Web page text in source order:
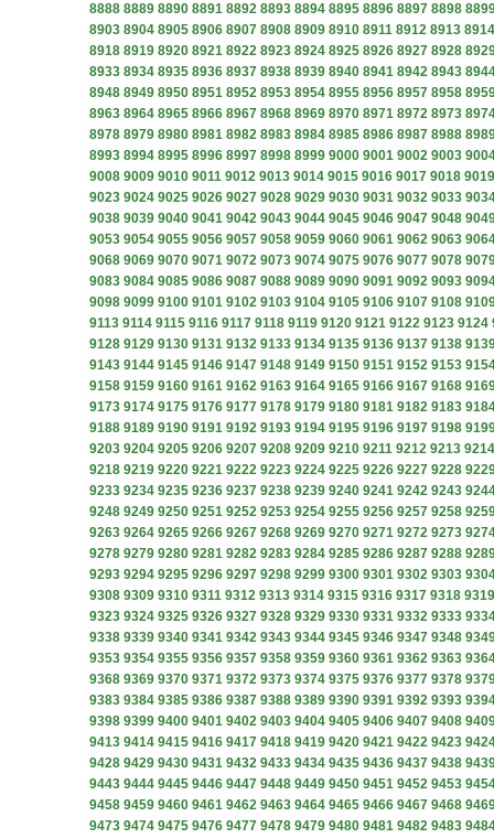
8888 8889 8890 8891 8892 8893 8894 8895 8896 8897 8898
8903 8904 8905 8906 8907 8908 8909 8910 8911 8912 8913 8914
8918 8919 8920 8921 8922 8923 8924 8925 8926 8927 8928
8933 8934 8935 8936 8937 8938 8939 8940 8941 8942 8943
8948 8949 8950 8951 8952 8953 8954 8955 8956 8957 8958
8963 8964 8965 8966 8967 8968 8969 8970 8971 8972 8973
8978 8979 8980 8981 8982 8983 8984 8985 8986 8987 8988
8993 8994 8995 8996 8997 8998 8999 9000 9001 9002 9003
9008 9009 9010 9011 9012 9013 9014 9015 9016 9017 9018 9019
9023 9024 9025 9026 9027 9028 9029 9030 9031 9032 9033
9038 9039 9040 9041 9042 9043 9044 9045 9046 9047 9048
9053 9054 9055 9056 9057 9058 9059 9060 9061 9062 9063
9068 9069 9070 9071 9072 9073 9074 9075 9076 9077 9078
9083 9084 9085 9086 9087 9088 9089 9090 9091 9092 9093
9098 9099 9100 9101 9102 9103 9104 9105 9106 9107 9108
9113 9114 9115 9116 9117 9118 9119 9120 9121 9122 9123 9124
9128 9129 9130 9131 9132 9133 9134 9135 9136 9137 9138
9143 9144 9145 9146 9147 9148 9149 9150 9151 9152 9153
9158 9159 9160 9161 9162 9163 9164 9165 9166 9167 9168
9173 9174 9175 9176 9177 9178 9179 9180 9181 9182 9183
9188 9189 9190 9191 9192 9193 9194 9195 9196 9197 9198
9203 9204 9205 9206 9207 9208 9209 9210 9211 9212 9213 9214
9218 9219 9220 9221 9222 9223 9224 9225 9226 9227 9228
9233 9234 9235 9236 9237 9238 9239 9240 9241 9242 9243
9248 9249 9250 9251 9252 9253 9254 9255 9256 9257 9258
9263 9264 9265 9266 9267 9268 9269 9270 9271 9272 9273
9278 9279 9280 9281 9282 9283 9284 9285 9286 9287 9288
9293 9294 9295 9296 9297 9298 9299 9300 9301 9302 9303
9308 9309 9310 9311 9312 9313 9314 9315 9316 9317 9318 9319
9323 9324 9325 9326 9327 9328 9329 9330 9331 9332 9333
9338 9339 9340 9341 9342 9343 9344 9345 9346 9347 9348
9353 9354 9355 9356 9357 9358 9359 9360 9361 9362 9363
9368 9369 9370 9371 9372 9373 9374 9375 9376 9377 9378
9383 9384 9385 9386 9387 9388 9389 9390 9391 9392 9393
9398 9399 9400 9401 9402 9403 9404 9405 9406 9407 9408
9413 9414 9415 9416 9417 9418 9419 9420 9421 9422 9423
9428 9429 9430 9431 9432 9433 9434 9435 9436 9437 9438
9443 9444 9445 9446 9447 9448 9449 9450 9451 9452 9453
9458 9459 9460 9461 9462 9463 9464 9465 9466 9467 9468
9473 9474 9475 9476 9477 9478 9479 9480 9481 9482 9483